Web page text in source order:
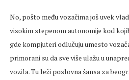
No, pošto među vozačima još uvek
visokim stepenom autonomije kod
gde kompjuteri odlučuju umesto
primorani su da sve više ulažu u
vozila. Tu leži poslovna šansa za